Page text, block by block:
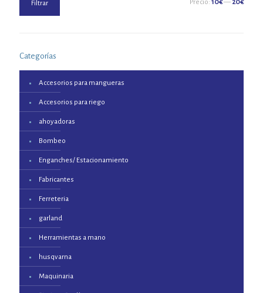
mínimo
máximo
Filtrar Precio: 10€— 20€
Categorías
Accesorios para mangueras
Accesorios para riego
ahoyadoras
Bombeo
Enganches/ Estacionamiento
Fabricantes
Ferreteria
garland
Herramientas a mano
husqvarna
Maquinaria